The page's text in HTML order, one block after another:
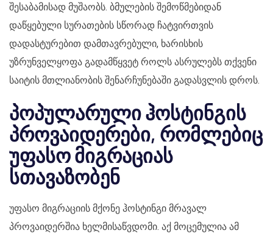
შესაბამისად მუშაობს. ბმულების შემოწმებიდან
დაწყებული სურათების სწორად ჩატვირთვის
დადასტურებით დამთავრებული, ხარისხის
უზრუნველყოფა გადამწყვეტ როლს ასრულებს თქვენი
საიტის მთლიანობის შენარჩუნებაში გადასვლის დროს.
პოპულარული ჰოსტინგის
პროვაიდერები, რომლებიც
უფასო მიგრაციას
სთავაზობენ
უფასო მიგრაციის მქონე ჰოსტინგი მრავალ
პროვაიდერშია ხელმისაწვდომი. აქ მოცემულია ამ